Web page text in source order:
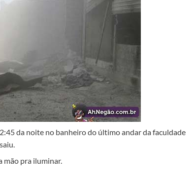
da noite no banheiro do último andar da faculdade
mão pra iluminar.